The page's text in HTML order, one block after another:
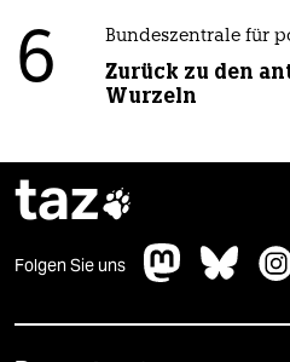
6 Bundeszentrale für
Zurück zu den
Wurzeln
taz
Folgen Sie uns